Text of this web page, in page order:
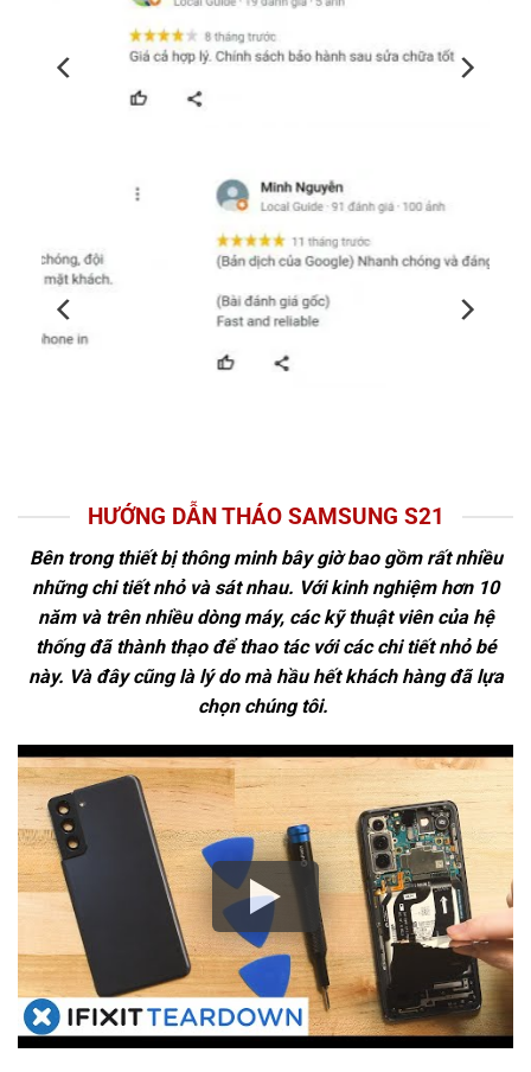
HƯỚNG DẪN THÁO SAMSUNG S21
Bên trong thiết bị thông minh bây giờ bao gồm rất nhiều
những chi tiết nhỏ và sát nhau. Với kinh nghiệm hơn 10
năm và trên nhiều dòng máy, các kỹ thuật viên của hệ
thống đã thành thạo để thao tác với các chi tiết nhỏ bé
này. Và đây cũng là lý do mà hầu hết khách hàng đã lựa
chọn chúng tôi.